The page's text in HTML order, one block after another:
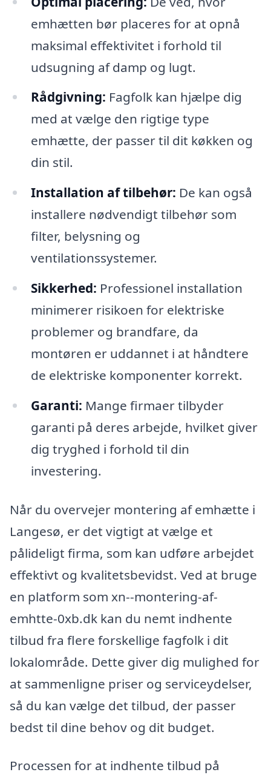
emhætten bør placeres for at opnå
maksimal effektivitet i forhold til
udsugning af damp og lugt.
Rådgivning: Fagfolk kan hjælpe dig
med at vælge den rigtige type
emhætte, der passer til dit køkken og
din stil.
Installation af tilbehør: De kan også
installere nødvendigt tilbehør som
filter, belysning og
ventilationssystemer.
Sikkerhed: Professionel installation
minimerer risikoen for elektriske
problemer og brandfare, da
montøren er uddannet i at håndtere
de elektriske komponenter korrekt.
Garanti: Mange firmaer tilbyder
garanti på deres arbejde, hvilket giver
dig tryghed i forhold til din
investering.
Når du overvejer montering af emhætte i
Langesø, er det vigtigt at vælge et
pålideligt firma, som kan udføre arbejdet
effektivt og kvalitetsbevidst. Ved at bruge
en platform som xn--montering-af-
emhtte-0xb.dk kan du nemt indhente
tilbud fra flere forskellige fagfolk i dit
lokalområde. Dette giver dig mulighed for
at sammenligne priser og serviceydelser,
så du kan vælge det tilbud, der passer
bedst til dine behov og dit budget.
Processen for at indhente tilbud på